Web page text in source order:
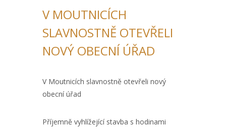
V MOUTNICÍCH
SLAVNOSTNĚ OTEVŘELI
NOVÝ OBECNÍ ÚŘAD
V Moutnicích slavnostně otevřeli nový
obecní úřad
Příjemně vyhlížející stavba s hodinami